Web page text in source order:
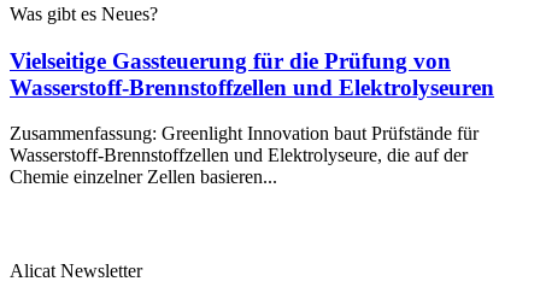
Was gibt es Neues?
Vielseitige Gassteuerung für die Prüfung von
Wasserstoff-Brennstoffzellen und Elektrolyseuren
Zusammenfassung: Greenlight Innovation baut Prüfstände für
Wasserstoff-Brennstoffzellen und Elektrolyseure, die auf der
Chemie einzelner Zellen basieren...
Alicat Newsletter